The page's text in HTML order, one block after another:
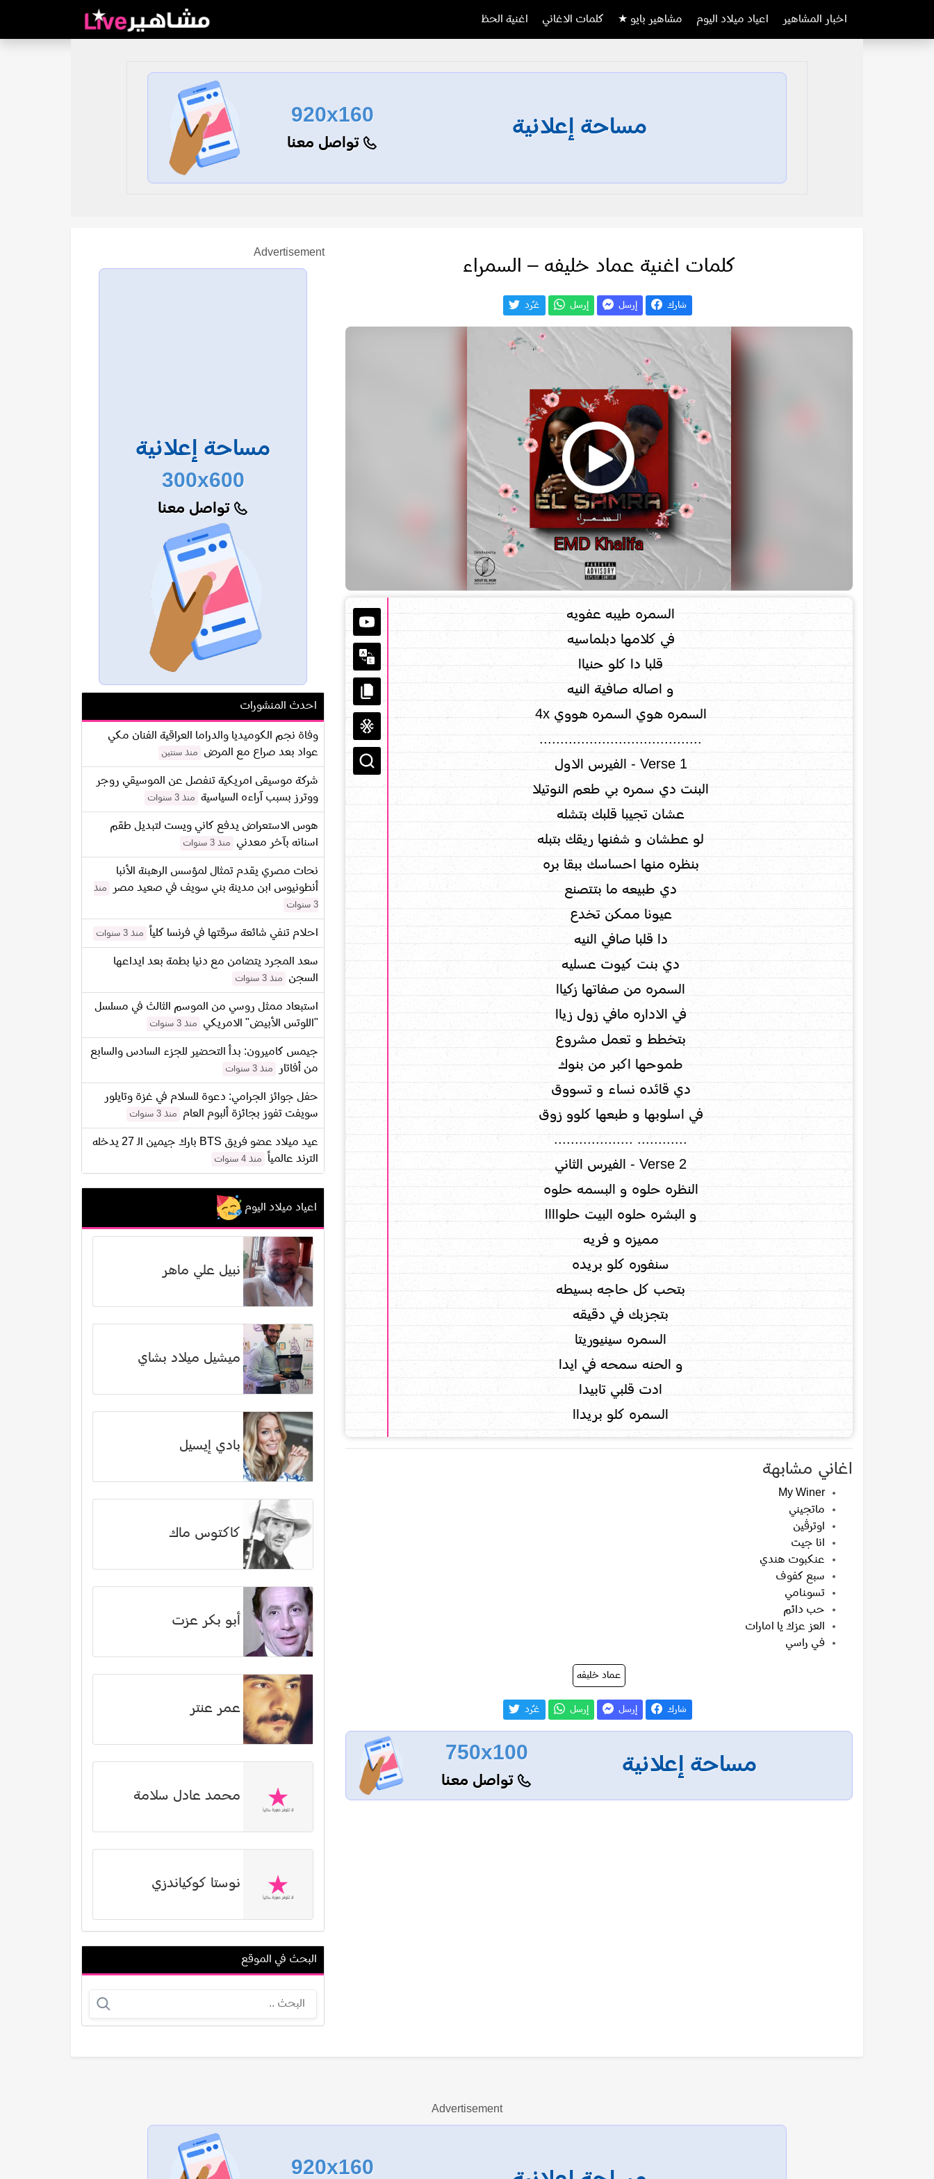
اخبار المشاهير اعياد ميلاد اليوم مشاهير بايو ★ كلمات الاغاني اغنية الحظ
مساحة إعلانية
920x160
تواصل معنا
كلمات اغنية عماد خليفه – السمراء
شارك إرسل إرسل غـّرد
السمره طيبه عفويه
في كلامها دبلماسيه
قلبا دا كلو حنياا
و اصاله صافية النيه
السمره هوي السمره هووي 4x
.......................................
Verse 1 - الفيرس الاول
البنت دي سمره بي طعم النوتيلا
عشان تجيبا قلبك بتشله
لو عطشان و شفنها ريقك بتبله
بنظره منها احساسك ببقا بره
دي طبيعه ما بتتصنع
عيونا ممكن تخدع
دا قلبا صافي النيه
دي بنت كيوت عسليه
السمره من صفاتها زكياا
في الاداره مافي زول زياا
بتخطط و تعمل مشروع
طموحها اكبر من بنوك
دي قائده نساء و تسووق
في اسلوبها و طبعها كلوو زوق
............ ...................
Verse 2 - الفيرس الثاني
النظره حلوه و البسمه حلوه
و البشره حلوه البيت حلواااا
مميزه و فريه
سنفوره كلو بريده
بتحب كل حاجه بسيطه
بتجزبك في دقيقه
السمره سينيوريتا
و الحنه سمحه في ايدا
ادت قلبي تابيدا
السمره كلو بريداا
اغاني مشابهة
My Winer
ماتجيني
اوترڤين
انا جيت
عنكبوت هندي
سبع كفوف
تـسوـنـامي
حب دائم
العز عزك يا امارات
فـي راسـي
عماد خليفه
شارك إرسل إرسل غـّرد
مساحة إعلانية
750x100
تواصل معنا
Advertisement
مساحة إعلانية
300x600
تواصل معنا
احدث المنشورات
وفاة نجم الكوميديا والدراما العراقية الفنان مكي
عواد بعد صراع مع المرض
منذ سنتين
شركة موسيقى امريكية تنفصل عن الموسيقي روجر
ووترز بسبب آراءه السياسية
منذ 3 سنوات
هوس الاستعراض يدفع كاني ويست لتبديل طقم
اسنانه بآخر معدني
منذ 3 سنوات
نحات مصري يقدم تمثال لمؤسس الرهبنة الأنبا
أنطونيوس ابن مدينة بني سويف في صعيد مصر
منذ
3 سنوات
احلام تنفي شائعة سرقتها في فرنسا كلياً منذ 3 سنوات
سعد المجرد يتضامن مع دنيا بطمة بعد ايداعها
السجن
منذ 3 سنوات
استبعاد ممثل روسي من الموسم الثالث في مسلسل
"اللوتس الأبيض" الامريكي
منذ 3 سنوات
جيمس كاميرون: بدأ التحضير للجزء السادس والسابع
من أفاتار
منذ 3 سنوات
حفل جوائز الجرامي: دعوة للسلام في غزة وتايلور
سويفت تفوز بجائزة ألبوم العام
منذ 3 سنوات
عيد ميلاد عضو فريق BTS بارك جيمين الـ 27 يدخله
الترند عالمياً
منذ 4 سنوات
اعياد ميلاد اليوم
نبيل علي ماهر
ميشيل ميلاد بشاي
بادي إيسيل
كاكتوس ماك
أبو بكر عزت
عمر عنتر
محمد عادل سلامة
نوستا كوكياندزي
لطيفة الزيات
عرض الكل
البحث في الموقع
Advertisement
920x160